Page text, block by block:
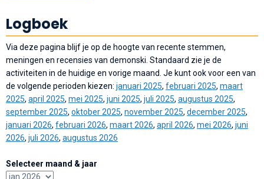
Logboek
Via deze pagina blijf je op de hoogte van recente stemmen,
meningen en recensies van demonski. Standaard zie je de
activiteiten in de huidige en vorige maand. Je kunt ook voor een van
de volgende perioden kiezen: januari 2025, februari 2025, maart
2025, april 2025, mei 2025, juni 2025, juli 2025, augustus 2025,
september 2025, oktober 2025, november 2025, december 2025,
januari 2026, februari 2026, maart 2026, april 2026, mei 2026, juni
2026, juli 2026, augustus 2026
Selecteer maand & jaar